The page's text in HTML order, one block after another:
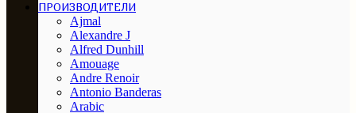
ПРОИЗВОДИТЕЛИ
Ajmal
Alexandre J
Alfred Dunhill
Amouage
Andre Renoir
Antonio Banderas
Arabic